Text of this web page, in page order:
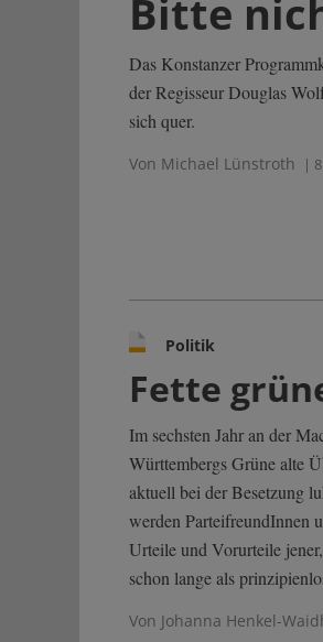
Bitte
Das Konstanzer
der Regisseur Douglas
sich quer.
Von Michael Lünstroth |
Politik
Fette
Im sechsten Jahr an der
Württembergs Grüne alte
aktuell bei der Besetzung
werden ParteifreundInnen
Urteile und Vorurteile
schon lange als
Von Johanna Henkel-